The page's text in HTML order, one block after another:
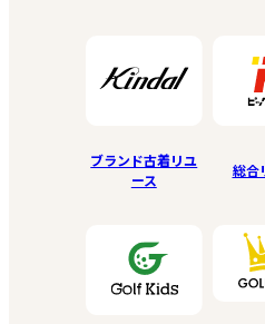
ブランド古着リユ
ース
総合